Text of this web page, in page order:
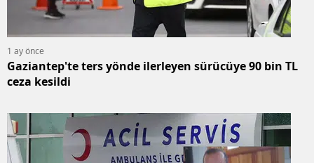
1 ay önce
Gaziantep'te ters yönde ilerleyen sürücüye 90 bin TL
ceza kesildi